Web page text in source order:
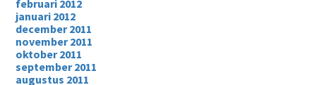
februari 2012
januari 2012
december 2011
november 2011
oktober 2011
september 2011
augustus 2011